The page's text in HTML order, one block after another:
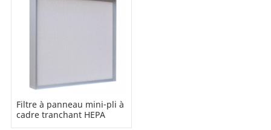
Filtre à panneau mini-pli à
cadre tranchant HEPA